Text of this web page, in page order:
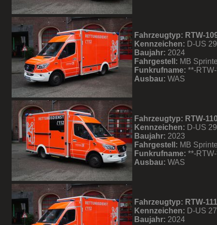
Fahrzeugtyp: RTW-
Kennzeichen: D-US
Baujahr: 2024
Fahrgestell: MB
Funkrufname: **-
Ausbau: WAS
Fahrzeugtyp: RTW-
Kennzeichen: D-US
Baujahr: 2023
Fahrgestell: MB
Funkrufname: **-
Ausbau: WAS
Fahrzeugtyp: RTW-111
Kennzeichen: D-US
Baujahr: 2024